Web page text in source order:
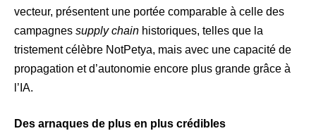
vecteur, présentent une portée comparable à celle des
campagnes supply chain historiques, telles que la
tristement célèbre NotPetya, mais avec une capacité de
propagation et d’autonomie encore plus grande grâce à
l’IA.
Des arnaques de plus en plus crédibles